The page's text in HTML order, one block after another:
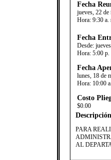
Fecha
jueves, 22
Hora: 9:30 a.
Fecha
Desde:
Hora: 5:00 p.
Fecha
lunes, 18 de
Hora: 10:00
Costo
$0.00
​PARA
AL